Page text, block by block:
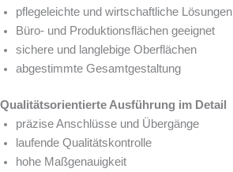
pflegeleichte und wirtschaftliche Lösungen
Büro- und Produktionsflächen geeignet
sichere und langlebige Oberflächen
abgestimmte Gesamtgestaltung
Qualitätsorientierte Ausführung im Detail
präzise Anschlüsse und Übergänge
laufende Qualitätskontrolle
hohe Maßgenauigkeit